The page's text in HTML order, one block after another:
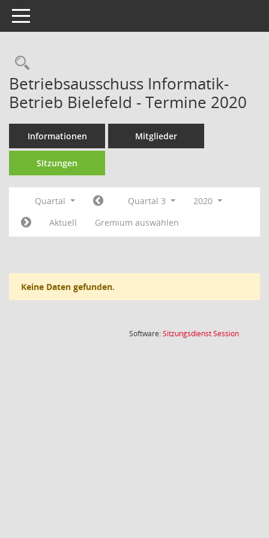
Toggle navigation
Rechercheauswahl
Betriebsausschuss Informatik-
Betrieb Bielefeld - Termine 2020
Informationen Mitglieder
Sitzungen
Quartal Quartal 3
2020
Aktuell
Gremium auswählen
Keine Daten gefunden.
Software:SitzungsdienstSession(Wird in